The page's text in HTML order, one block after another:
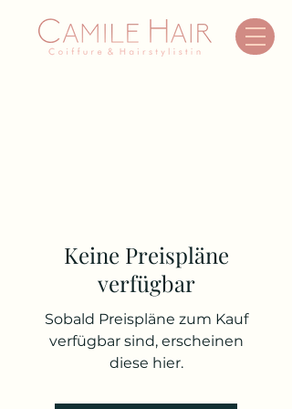
Keine Preispläne
verfügbar
Sobald Preispläne zum Kauf
verfügbar sind, erscheinen
diese hier.